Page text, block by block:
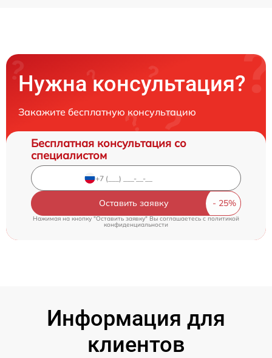
Нужна консультация?
Закажите бесплатную консультацию
Бесплатная консультация со
специалистом
Оставить заявку
Нажимая на кнопку "Оставить заявку" Вы соглашаетесь cполитикой
конфиденциальности
Информация для
клиентов